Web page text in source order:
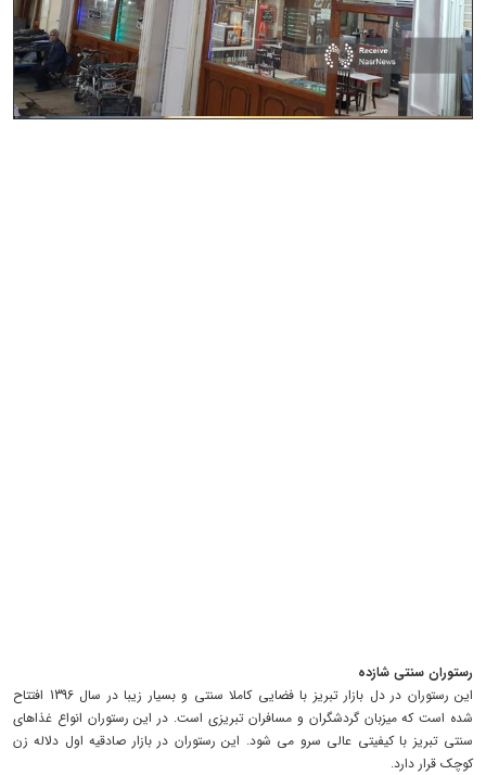
رستوران سنتی شازده
این رستوران در دل بازار تبریز با فضایی کاملا سنتی و بسیار زیبا در سال 1396 افتتاح
شده است که میزبان گردشگران و مسافران تبریزی است. در این رستوران انواع غذاهای
سنتی تبریز با کیفیتی عالی سرو می شود. این رستوران در بازار صادقیه اول دلاله زن
کوچک قرار دارد.